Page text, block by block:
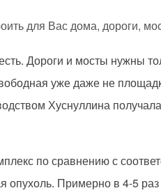
для Вас дома, дороги,
Дороги и мосты нужны
уже даже не
Хуснуллина
по сравнению с
опухоль. Примерно в 4-5